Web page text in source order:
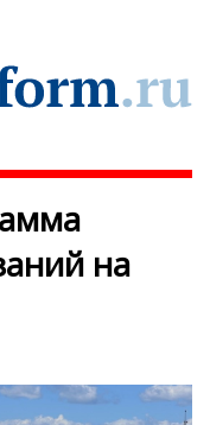
на